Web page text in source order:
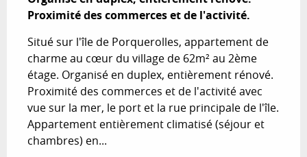
Proximité des commerces et de l'activité.
Situé sur l'île de Porquerolles, appartement de
charme au cœur du village de 62m² au 2ème
étage. Organisé en duplex, entièrement rénové.
Proximité des commerces et de l'activité avec
vue sur la mer, le port et la rue principale de l'île.
Appartement entièrement climatisé (séjour et
chambres) en...